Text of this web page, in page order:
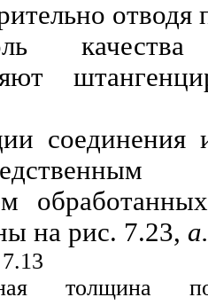
отводя
качества
соединения
на рис. 7.23, а.
толщина